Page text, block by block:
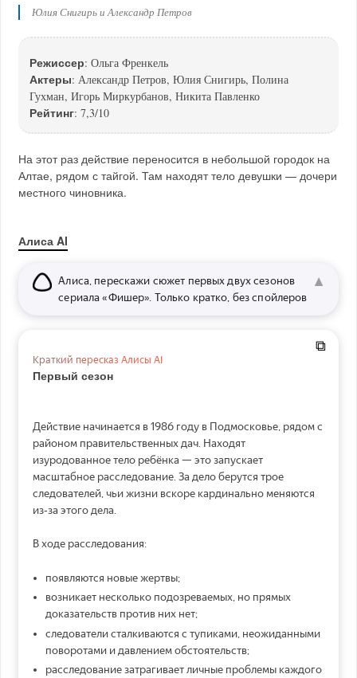
Юлия Снигирь и Александр Петров
Режиссер: Ольга Френкель
Актеры: Александр Петров, Юлия Снигирь, Полина
Гухман, Игорь Миркурбанов, Никита Павленко
Рейтинг: 7,3/10
На этот раз действие переносится в небольшой городок на
Алтае, рядом с тайгой. Там находят тело девушки — дочери
местного чиновника.
Алиса AI
▼
Алиса, перескажи сюжет первых двух сезонов
сериала «Фишер». Только кратко, без спойлеров
Краткий пересказ Алисы AI
Первый сезон
Действие начинается в 1986 году в Подмосковье, рядом с
районом правительственных дач. Находят
изуродованное тело ребёнка — это запускает
масштабное расследование. За дело берутся трое
следователей, чьи жизни вскоре кардинально меняются
из‑за этого дела.
В ходе расследования:
появляются новые жертвы;
возникает несколько подозреваемых, но прямых
доказательств против них нет;
следователи сталкиваются с тупиками, неожиданными
поворотами и давлением обстоятельств;
расследование затрагивает личные проблемы каждого
⧉